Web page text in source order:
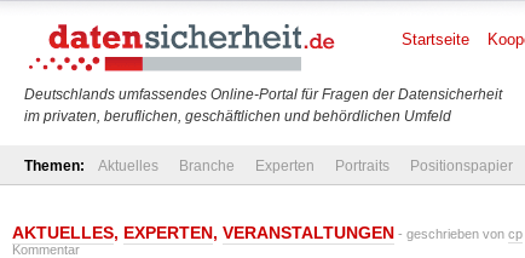
Deutschlands umfassendes Online-Portal für Fragen der Datensicherheit
im privaten, beruflichen, geschäftlichen und behördlichen Umfeld
Startseite
Themen: Aktuelles Branche Experten Portraits Positionspapier
AKTUELLES, EXPERTEN, VERANSTALTUNGEN - geschrieben von cp
Kommentar